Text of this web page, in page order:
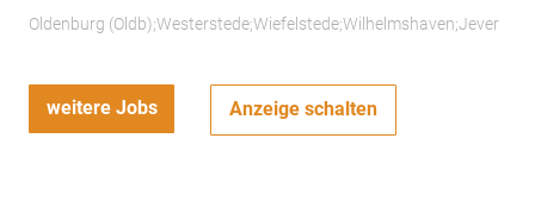
Oldenburg (Oldb);Westerstede;Wiefelstede;Wilhelmshaven;Jever
weitere Jobs Anzeige schalten